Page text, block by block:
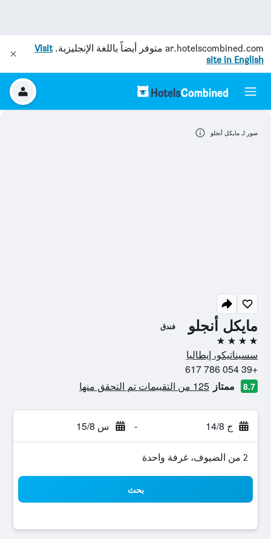
ar.hotelscombined.com متوفر أيضاً باللغة الإنجليزية.Visit
site in English
مايكل أنجلو فندق
4 نجوم
سسيناتيكو، إيطاليا
+39 054 786 617
8.7 ممتاز 125 من التقييمات تم التحقق منها
ج 14/8 - س 15/8
2 من الضيوف، غرفة واحدة
بحث
صور لـ مايكل أنجلو